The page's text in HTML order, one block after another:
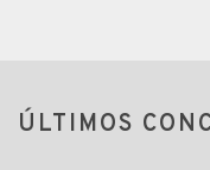
ÚLTIMOS